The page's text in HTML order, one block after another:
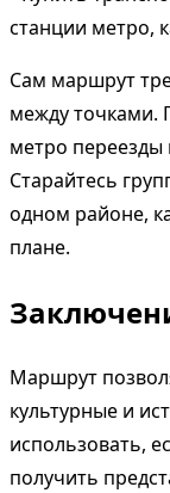
станции метро,
Сам маршрут
между точками.
метро переезды
Старайтесь
одном районе,
плане.
Маршрут
культурные и
использовать,
получить